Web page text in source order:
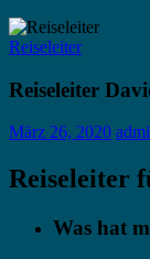
Reiseleiter
Reiseleiter
März 26, 2020
Reiseleiter
Was hat